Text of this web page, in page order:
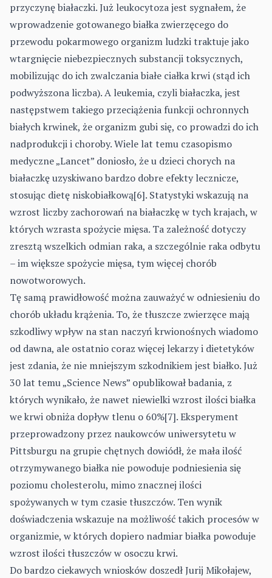
przyczynę białaczki. Już leukocytoza jest sygnałem, że
wprowadzenie gotowanego białka zwierzęcego do
przewodu pokarmowego organizm ludzki traktuje jako
wtargnięcie niebezpiecznych substancji toksycznych,
mobilizując do ich zwalczania białe ciałka krwi (stąd ich
podwyższona liczba). A leukemia, czyli białaczka, jest
następstwem takiego przeciążenia funkcji ochronnych
białych krwinek, że organizm gubi się, co prowadzi do ich
nadprodukcji i choroby. Wiele lat temu czasopismo
medyczne „Lancet” doniosło, że u dzieci chorych na
białaczkę uzyskiwano bardzo dobre efekty lecznicze,
stosując dietę niskobiałkową[6]. Statystyki wskazują na
wzrost liczby zachorowań na białaczkę w tych krajach, w
których wzrasta spożycie mięsa. Ta zależność dotyczy
zresztą wszelkich odmian raka, a szczególnie raka odbytu
– im większe spożycie mięsa, tym więcej chorób
nowotworowych.
Tę samą prawidłowość można zauważyć w odniesieniu do
chorób układu krążenia. To, że tłuszcze zwierzęce mają
szkodliwy wpływ na stan naczyń krwionośnych wiadomo
od dawna, ale ostatnio coraz więcej lekarzy i dietetyków
jest zdania, że nie mniejszym szkodnikiem jest białko. Już
30 lat temu „Science News” opublikował badania, z
których wynikało, że nawet niewielki wzrost ilości białka
we krwi obniża dopływ tlenu o 60%[7]. Eksperyment
przeprowadzony przez naukowców uniwersytetu w
Pittsburgu na grupie chętnych dowiódł, że mała ilość
otrzymywanego białka nie powoduje podniesienia się
poziomu cholesterolu, mimo znacznej ilości
spożywanych w tym czasie tłuszczów. Ten wynik
doświadczenia wskazuje na możliwość takich procesów w
organizmie, w których dopiero nadmiar białka powoduje
wzrost ilości tłuszczów w osoczu krwi.
Do bardzo ciekawych wniosków doszedł Jurij Mikołajew,